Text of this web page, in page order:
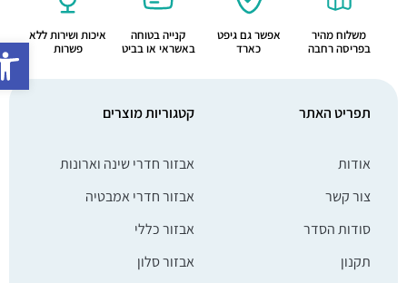
פתח
משלוח מהיר
בפריסה רחבה
אפשר גם גיפט
כארד
קנייה בטוחה
באשראי או בביט
איכות ושירות ללא
פשרות
תפריט האתר
אודות
צור קשר
סודות הסדר
תקנון
קטגוריות מוצרים
אבזור חדרי שינה וארונות
אבזור חדרי אמבטיה
אבזור כללי
אבזור סלון